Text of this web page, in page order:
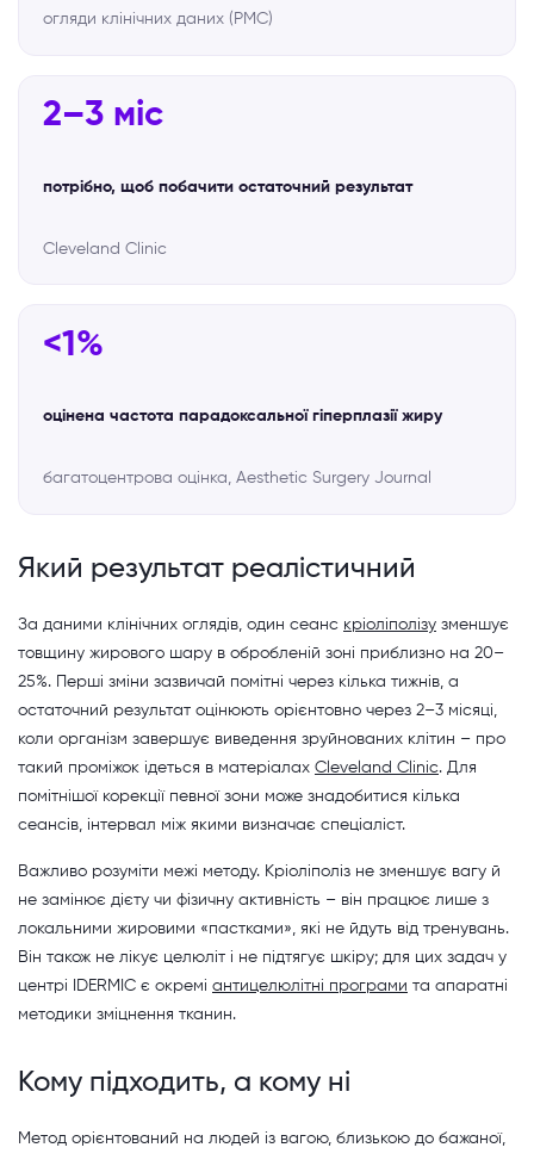
огляди клінічних даних (PMC)
2–3 міс
потрібно, щоб побачити остаточний результат
Cleveland Clinic
<1%
оцінена частота парадоксальної гіперплазії жиру
багатоцентрова оцінка, Aesthetic Surgery Journal
Який результат реалістичний
За даними клінічних оглядів, один сеанс кріоліполізу зменшує
товщину жирового шару в обробленій зоні приблизно на 20–
25%. Перші зміни зазвичай помітні через кілька тижнів, а
остаточний результат оцінюють орієнтовно через 2–3 місяці,
коли організм завершує виведення зруйнованих клітин – про
такий проміжок ідеться в матеріалах Cleveland Clinic. Для
помітнішої корекції певної зони може знадобитися кілька
сеансів, інтервал між якими визначає спеціаліст.
Важливо розуміти межі методу. Кріоліполіз не зменшує вагу й
не замінює дієту чи фізичну активність – він працює лише з
локальними жировими «пастками», які не йдуть від тренувань.
Він також не лікує целюліт і не підтягує шкіру; для цих задач у
центрі IDERMIC є окремі антицелюлітні програми та апаратні
методики зміцнення тканин.
Кому підходить, а кому ні
Метод орієнтований на людей із вагою, близькою до бажаної,